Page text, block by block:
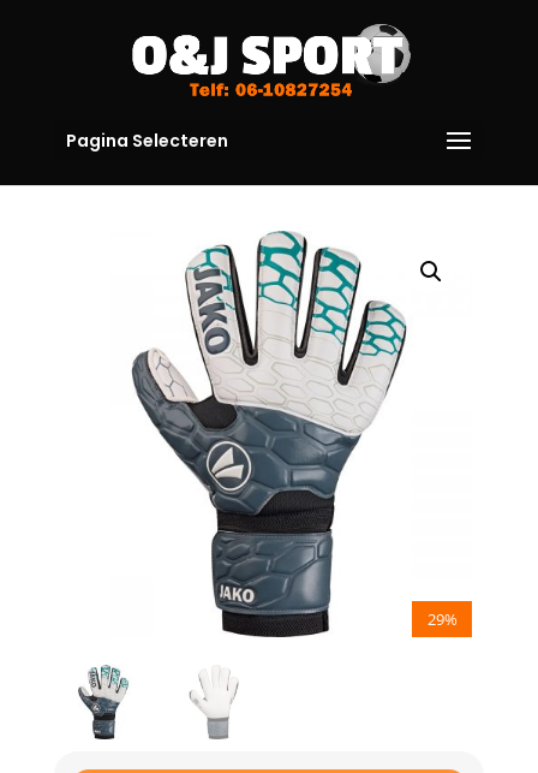
Pagina Selecteren
29%